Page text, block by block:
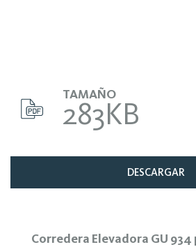
TAMAÑO
283KB
DESCARGAR
Corredera Elevadora GU